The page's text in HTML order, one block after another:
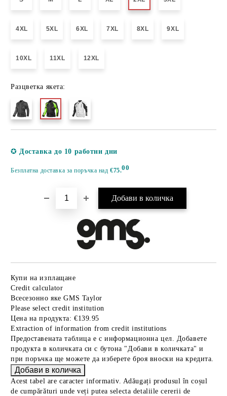
4XL 5XL 6XL 7XL 8XL 9XL
10XL 11XL 12XL
Разцветка якета:
✪ Доставка до 10 работни дни
Безплатна доставка за поръчка над€75.00
Купи на изплащане
Credit calculator
Всесезонно яке GMS Taylor
Please select credit institution
Цена на продукта: €139.95
Extraction of information from credit institutions
Предоставената таблица е с информационна цел. Добавете
продукта в количката си с бутона "Добави в количката" и
при поръчка ще можете да изберете броя вноски на кредита.
Acest tabel are caracter informativ. Adăugați produsul în coșul
de cumpărături unde veți putea selecta detaliile cererii de